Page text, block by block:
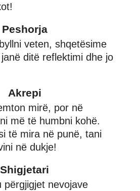
Peshorja
veten, shqetësime
ditë reflektimi dhe jo
Akrepi
mirë, por në
më të humbni kohë.
të mira në punë, tani
në dukje!
Shigjetari
përgjigjet nevojave